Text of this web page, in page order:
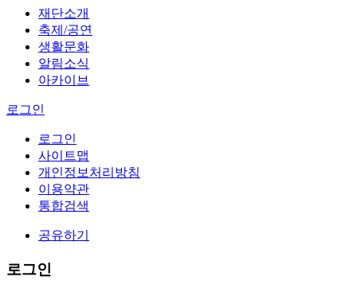
재단소개
축제/공연
생활문화
알림소식
아카이브
로그인
로그인
사이트맵
개인정보처리방침
이용약관
통합검색
공유하기
로그인